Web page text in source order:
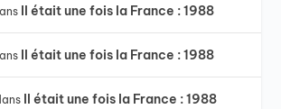
Il était une fois la France : 1988
Il était une fois la France : 1988
Il était une fois la France : 1988